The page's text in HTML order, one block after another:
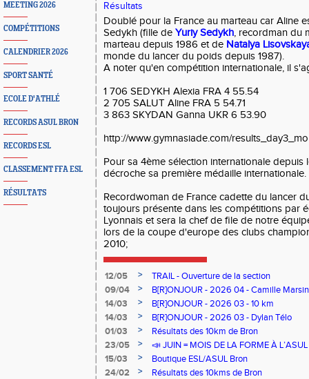
MEETING 2026
COMPÉTITIONS
CALENDRIER 2026
SPORT SANTÉ
ECOLE D'ATHLÉ
RECORDS ASUL BRON
RECORDS ESL
CLASSEMENT FFA ESL
RÉSULTATS
Résultats
Doublé pour la France au marteau car Aline
Sedykh (fille de Yuriy Sedykh, recordman du
marteau depuis 1986 et de Natalya
monde du lancer du poids depuis 1987).
A noter qu'en compétition internationale, il
1 706 SEDYKH Alexia FRA 4 55.54
2 705 SALUT Aline FRA 5 54.71
3 863 SKYDAN Ganna UKR 6 53.90
http://www.gymnasiade.com/
Pour sa 4ème sélection internationale depuis
décroche sa première médaille internationale.
Recordwoman de France cadette du lancer
toujours présente dans les compétitions par
Lyonnais et sera la chef de file de notre
lors de la coupe d'europe des clubs
2010;
12/05 >
TRAIL - Ouverture de la section
09/04
>
B[R]ONJOUR - 2026 04 - Camille Marsin
14/03
>
B[R]ONJOUR - 2026 03 - 10 km
14/03
>
B[R]ONJOUR - 2026 03 - Dylan Télo
01/03
>
Résultats des 10km de Bron
23/05
>
📣 JUIN = MOIS DE LA FORME À
15/03
>
Boutique ESL/ASUL Bron
24/02
>
Résultats des 10kms de Bron